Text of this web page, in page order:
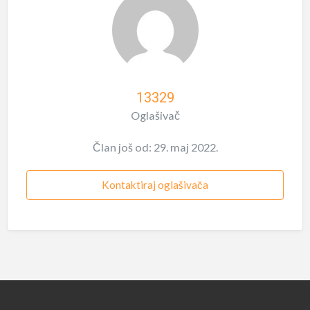
13329
Oglašivač
Član još od: 29. maj 2022.
Kontaktiraj oglašivača